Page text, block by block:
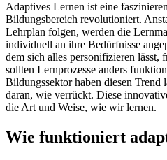
Adaptives Lernen ist eine
Bildungsbereich revolutioniert.
Lehrplan folgen, werden die
individuell an ihre Bedürfnisse
dem sich alles personifizieren lässt,
sollten Lernprozesse anders
Bildungssektor haben diesen Trend
daran, wie verrückt. Diese
die Art und Weise, wie wir lernen.
Wie funktioniert